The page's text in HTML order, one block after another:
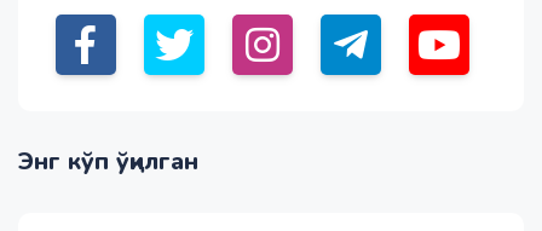
Энг кўп ўқилган